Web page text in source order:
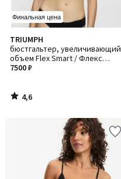
Финальная цена
TRIUMPH
бюстгальтер, увеличивающий
объем Flex Smart / Флекс
Смарт
7500 ₽
4,6
/ 5
4,6
/